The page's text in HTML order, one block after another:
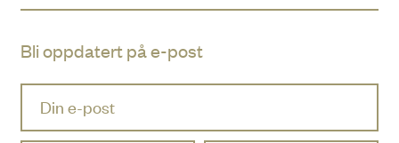
Bli oppdatert på e-post